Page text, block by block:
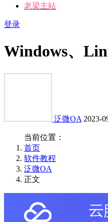
老梁主站
登录
Windows、
泛微OA 2023-
当前位置：
首页
软件教程
泛微OA
正文